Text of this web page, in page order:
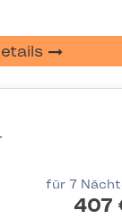
für 7
407